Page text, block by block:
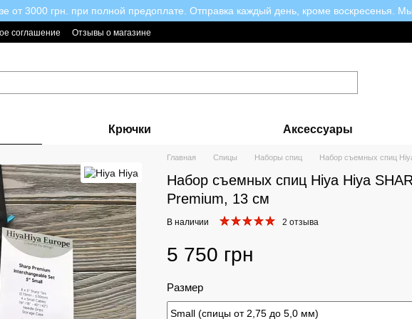
от 3000 грн. при полной предоплате. Отправка каждый день, кроме воскресенья.
соглашение Отзывы о магазине
Крючки Аксессуары
Главная Спицы Наборы спиц Набор съемных спиц
Набор съемных спиц Hiya Hiya
Premium, 13 см
В наличии 2 отзыва
5 750 грн
Размер